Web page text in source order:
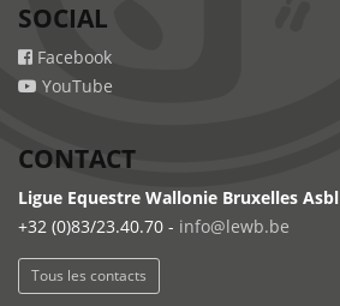
SOCIAL
Facebook
YouTube
CONTACT
Ligue Equestre Wallonie Bruxelles Asbl
+32 (0)83/23.40.70 - info@lewb.be
Tous les contacts